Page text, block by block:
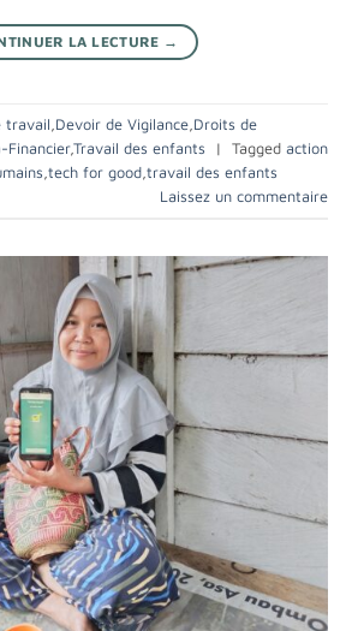
LA LECTURE →
travail Devoir de Vigilance Droits de
Financier,Travail des enfants | Tagged action
tech for good travail des enfants
Laissez un commentaire